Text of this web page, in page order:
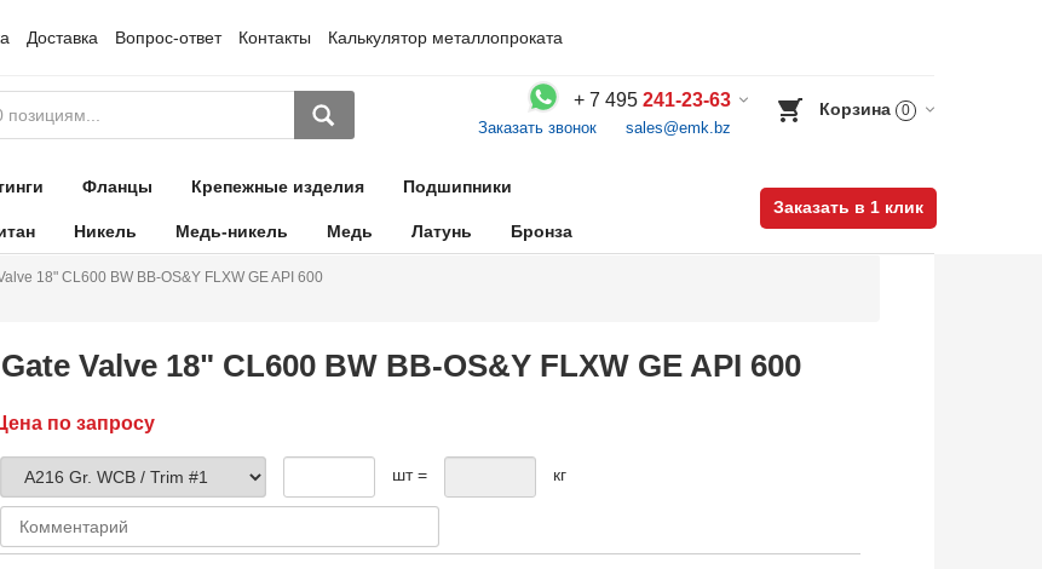
Доставка Вопрос-ответ Контакты Калькулятор металлопроката
+ 7 495 241-23-63
Заказать звонок sales@emk.bz
Корзина 0
Фланцы Крепежные изделия Подшипники
Никель Медь-никель Медь Латунь Бронза
Заказать в 1 клик
18" CL600 BW BB-OS&Y FLXW GE API 600
Valve 18" CL600 BW BB-OS&Y FLXW GE API 600
по запросу
шт = кг